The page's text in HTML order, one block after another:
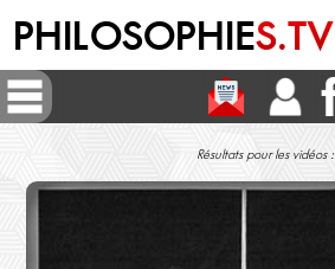
PHILOSOPHIES.TV
Résultats pour les vidéos :